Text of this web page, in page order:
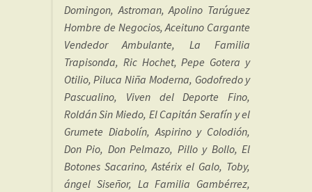
Domingon, Astroman, Apolino Tarúguez
Hombre de Negocios, Aceituno Cargante
Vendedor Ambulante, La Familia
Trapisonda, Ric Hochet, Pepe Gotera y
Otilio, Piluca Niña Moderna, Godofredo y
Pascualino, Viven del Deporte Fino,
Roldán Sin Miedo, El Capitán Serafín y el
Grumete Diabolín, Aspirino y Colodión,
Don Pio, Don Pelmazo, Pillo y Bollo, El
Botones Sacarino, Astérix el Galo, Toby,
ángel Siseñor, La Familia Gambérrez,